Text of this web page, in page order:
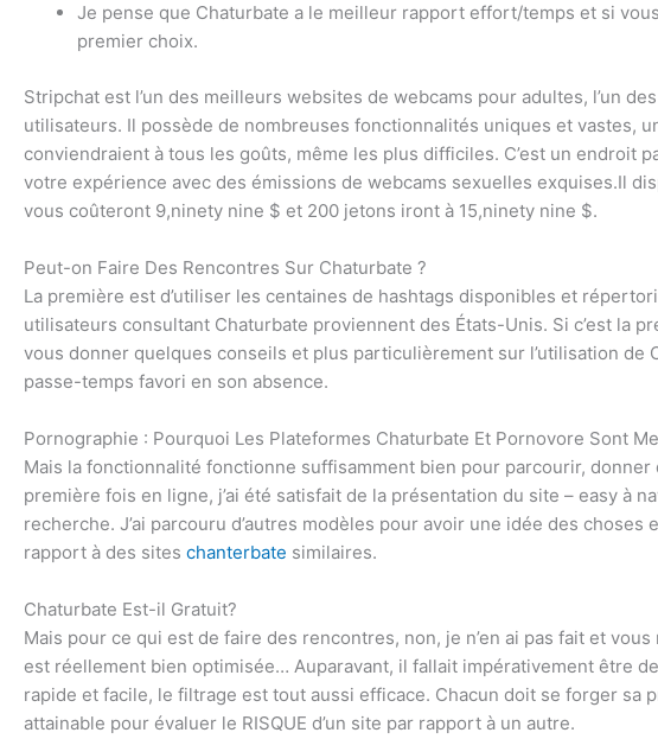
Je pense que Chaturbate a le meilleur rapport effort/temps et si
premier choix.
Stripchat est l’un des meilleurs websites de webcams pour adultes, l’un
utilisateurs. Il possède de nombreuses fonctionnalités uniques et vastes,
conviendraient à tous les goûts, même les plus difficiles. C’est un
votre expérience avec des émissions de webcams sexuelles exquises.Il
vous coûteront 9,ninety nine $ et 200 jetons iront à 15,ninety nine $.
Peut-on Faire Des Rencontres Sur Chaturbate ?
La première est d’utiliser les centaines de hashtags disponibles et
utilisateurs consultant Chaturbate proviennent des États-Unis. Si c’est la
vous donner quelques conseils et plus particulièrement sur l’utilisation
passe-temps favori en son absence.
Pornographie : Pourquoi Les Plateformes Chaturbate Et Pornovore Sont
Mais la fonctionnalité fonctionne suffisamment bien pour parcourir,
première fois en ligne, j’ai été satisfait de la présentation du site – easy à
recherche. J’ai parcouru d’autres modèles pour avoir une idée des
rapport à des sites chanterbate similaires.
Chaturbate Est-il Gratuit?
Mais pour ce qui est de faire des rencontres, non, je n’en ai pas fait et
est réellement bien optimisée… Auparavant, il fallait impérativement être
rapide et facile, le filtrage est tout aussi efficace. Chacun doit se forger
attainable pour évaluer le RISQUE d’un site par rapport à un autre.